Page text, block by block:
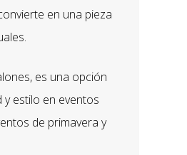
en una pieza
es una opción
y estilo en eventos
de primavera y